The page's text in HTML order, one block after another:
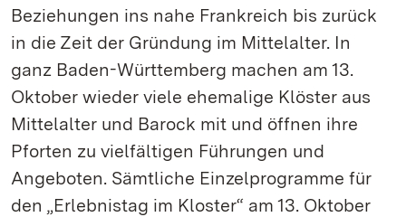
Beziehungen ins nahe Frankreich bis zurück
in die Zeit der Gründung im Mittelalter. In
ganz Baden-Württemberg machen am 13.
Oktober wieder viele ehemalige Klöster aus
Mittelalter und Barock mit und öffnen ihre
Pforten zu vielfältigen Führungen und
Angeboten. Sämtliche Einzelprogramme für
den „Erlebnistag im Kloster“ am 13. Oktober